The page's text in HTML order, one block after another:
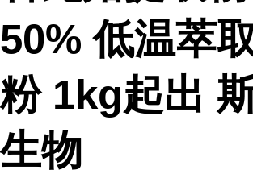
50% 低温萃
粉 1kg起出
生物